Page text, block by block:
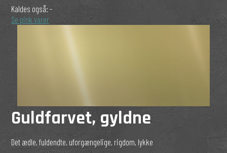
Kaldes også:-
Se pink varer
Guldfarvet, gyldne
Det ædle, fuldendte, uforgængelige, rigdom, lykke